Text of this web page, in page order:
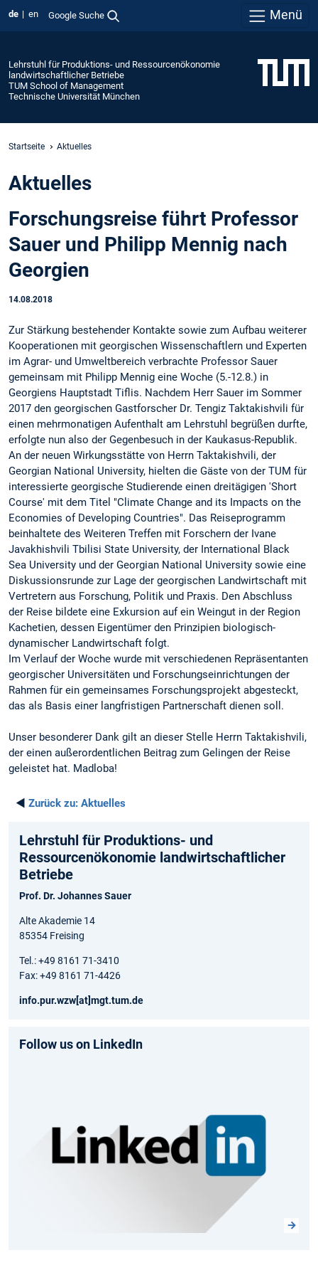
de en Google Suche Menü
Lehrstuhl für Produktions- und Ressourcenökonomie
landwirtschaftlicher Betriebe
TUM School of Management
Technische Universität München
Startseite Aktuelles
Aktuelles
Forschungsreise führt Professor
Sauer und Philipp Mennig nach
Georgien
14.08.2018
Zur Stärkung bestehender Kontakte sowie zum Aufbau weiterer
Kooperationen mit georgischen Wissenschaftlern und Experten
im Agrar- und Umweltbereich verbrachte Professor Sauer
gemeinsam mit Philipp Mennig eine Woche (5.-12.8.) in
Georgiens Hauptstadt Tiflis. Nachdem Herr Sauer im Sommer
2017 den georgischen Gastforscher Dr. Tengiz Taktakishvili für
einen mehrmonatigen Aufenthalt am Lehrstuhl begrüßen durfte,
erfolgte nun also der Gegenbesuch in der Kaukasus-Republik.
An der neuen Wirkungsstätte von Herrn Taktakishvili, der
Georgian National University, hielten die Gäste von der TUM für
interessierte georgische Studierende einen dreitägigen 'Short
Course' mit dem Titel "Climate Change and its Impacts on the
Economies of Developing Countries". Das Reiseprogramm
beinhaltete des Weiteren Treffen mit Forschern der Ivane
Javakhishvili Tbilisi State University, der International Black
Sea University und der Georgian National University sowie eine
Diskussionsrunde zur Lage der georgischen Landwirtschaft mit
Vertretern aus Forschung, Politik und Praxis. Den Abschluss
der Reise bildete eine Exkursion auf ein Weingut in der Region
Kachetien, dessen Eigentümer den Prinzipien biologisch-
dynamischer Landwirtschaft folgt.
Im Verlauf der Woche wurde mit verschiedenen Repräsentanten
georgischer Universitäten und Forschungseinrichtungen der
Rahmen für ein gemeinsames Forschungsprojekt abgesteckt,
das als Basis einer langfristigen Partnerschaft dienen soll.
Unser besonderer Dank gilt an dieser Stelle Herrn Taktakishvili,
der einen außerordentlichen Beitrag zum Gelingen der Reise
geleistet hat. Madloba!
◄ Zurück zu: Aktuelles
Lehrstuhl für Produktions- und
Ressourcenökonomie landwirtschaftlicher
Betriebe
Prof. Dr. Johannes Sauer
Alte Akademie 14
85354 Freising
Tel.: +49 8161 71-3410
Fax: +49 8161 71-4426
info.pur.wzw[at]mgt.tum.de
Follow us on LinkedIn